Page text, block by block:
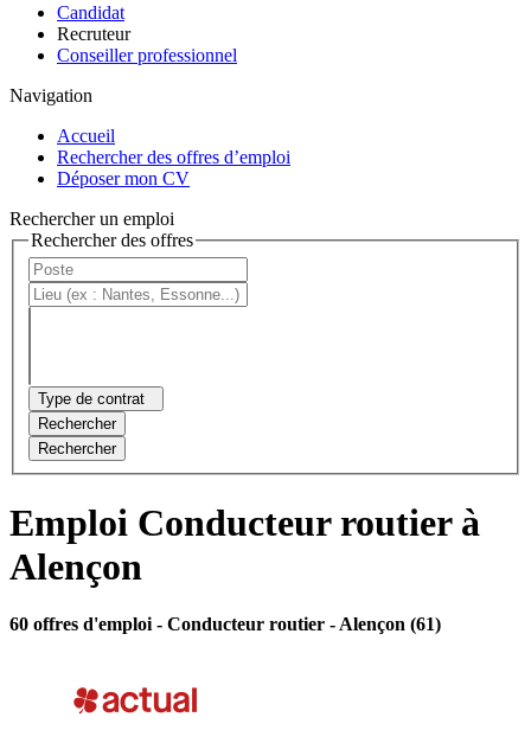
Candidat
Recruteur
Conseiller professionnel
Navigation
Accueil
Rechercher des offres d’emploi
Déposer mon CV
Rechercher un emploi
Rechercher des offres
Type de contrat
Rechercher
Rechercher
Emploi Conducteur routier à
Alençon
60 offres d'emploi - Conducteur routier - Alençon (61)